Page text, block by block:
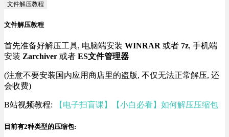
文件解压教程
文件解压教程
首先准备好解压工具, 电脑端安装 WINRAR 或者 7z, 手机端
安装 Zarchiver 或者 ES文件管理器
(注意不要安装国内应用商店里的盗版, 不仅无法正常解压, 还
会收费)
B站视频教程: 【电子扫盲课】【小白必看】如何解压压缩包
目前有2种类型的压缩包: